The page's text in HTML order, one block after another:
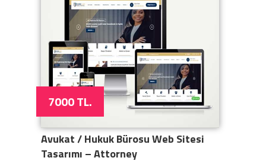
7000 TL.
Avukat / Hukuk Bürosu Web Sitesi
Tasarımı – Attorney